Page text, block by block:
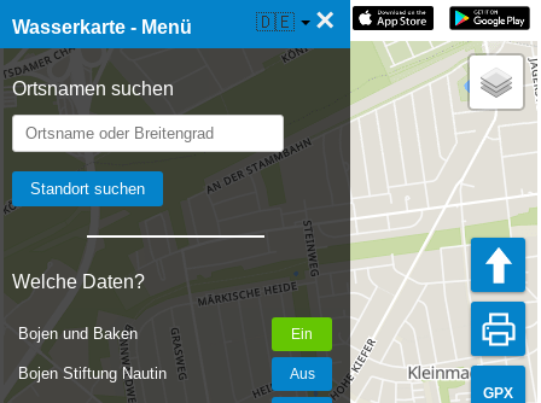
Wasserkarte - Menü ×
Ortsnamen suchen
Welche Daten?
Bojen und Baken
Bojen Stiftung Nautin
☰ Wasserkarte Live 🇩🇪
GPX